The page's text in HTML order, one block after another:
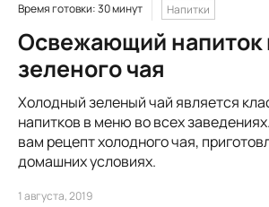
Время готовки: 30 минут Напитки
Освежающий напиток
зеленого чая
Холодный зеленый чай является
напитков в меню во всех
вам рецепт холодного чая,
домашних условиях.
1 августа, 2019